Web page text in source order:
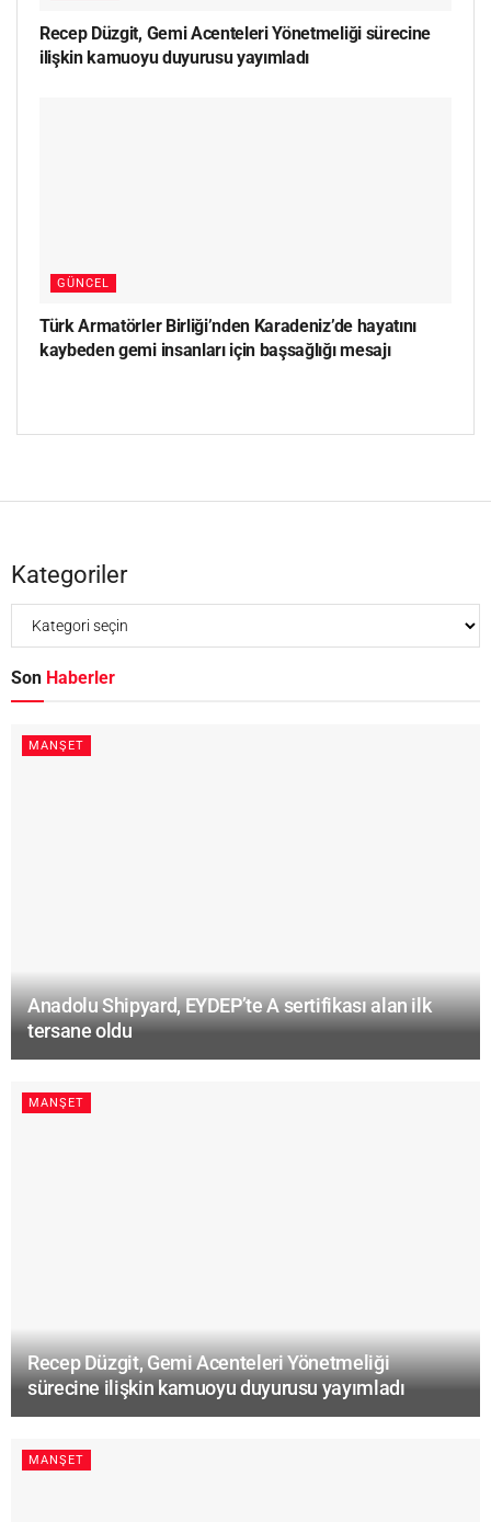
Recep Düzgit, Gemi Acenteleri Yönetmeliği sürecine
ilişkin kamuoyu duyurusu yayımladı
GÜNCEL
Türk Armatörler Birliği’nden Karadeniz’de hayatını
kaybeden gemi insanları için başsağlığı mesajı
Kategoriler
Son Haberler
MANŞET
Anadolu Shipyard, EYDEP’te A sertifikası alan ilk
tersane oldu
MANŞET
Recep Düzgit, Gemi Acenteleri Yönetmeliği
sürecine ilişkin kamuoyu duyurusu yayımladı
MANŞET